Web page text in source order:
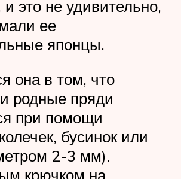
и это не удивительно,
ее
японцы.
она в том, что
родные пряди
при помощи
бусинок или
2-3 мм).
крючком на